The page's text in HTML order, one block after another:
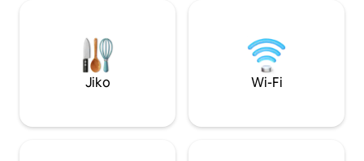
Jiko Wi-Fi